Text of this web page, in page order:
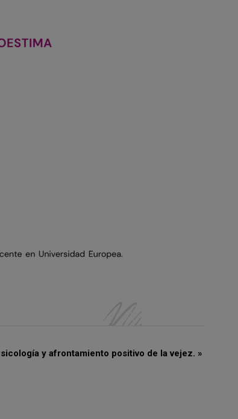
y afrontamiento positivo de la vejez. »